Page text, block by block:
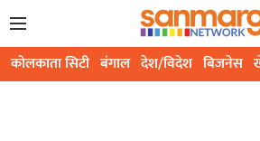
कोलकाता सिटी बंगाल देश/विदेश बिजनेस